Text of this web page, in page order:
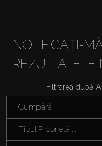
NOTIFICAȚI-
REZULTATELE
Filtrarea după
Cumpără
Tipul Proprietă ...